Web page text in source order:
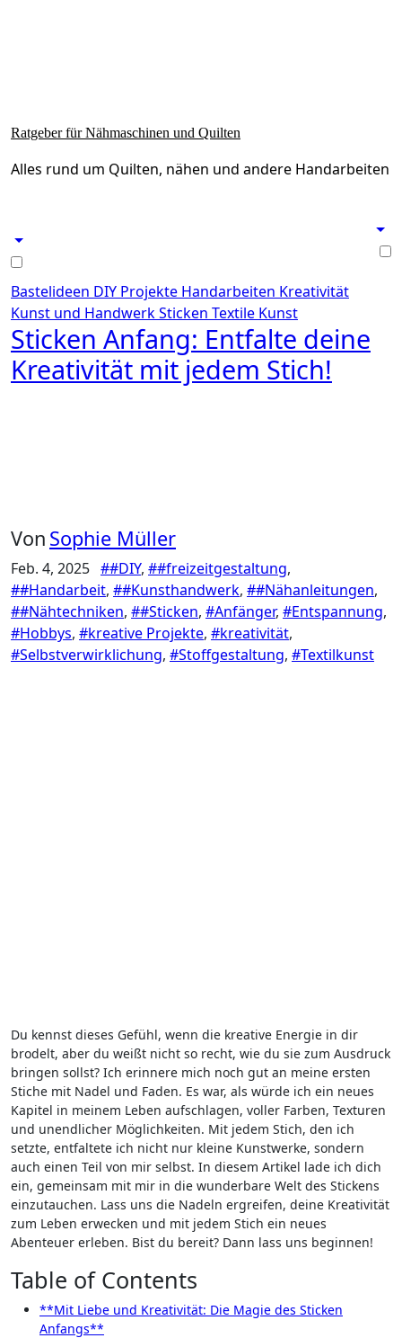
Ratgeber für Nähmaschinen und Quilten
Alles rund um Quilten, nähen und andere Handarbeiten
Bastelideen DIY Projekte Handarbeiten Kreativität
Kunst und HandwerkSticken Textile Kunst
Sticken Anfang: Entfalte deine
Kreativität mit jedem Stich!
Von Sophie Müller
Feb. 4, 2025 ##DIY, ##freizeitgestaltung,
##Handarbeit, ##Kunsthandwerk, ##Nähanleitungen,
##Nähtechniken, ##Sticken, #Anfänger, #Entspannung,
#Hobbys, #kreative Projekte, #kreativität,
#Selbstverwirklichung, #Stoffgestaltung, #Textilkunst
Du kennst dieses Gefühl, wenn die kreative Energie in dir
brodelt, aber du weißt nicht so recht, wie ​du sie zum Ausdruck
bringen sollst? Ich erinnere mich noch gut an meine ersten
Stiche mit Nadel und⁣ Faden. Es war, als⁣ würde ich ein neues
Kapitel in meinem‍ Leben aufschlagen, voller Farben, Texturen
und unendlicher Möglichkeiten. Mit jedem Stich, den ich
setzte, entfaltete ich nicht ⁣nur kleine Kunstwerke, sondern
⁤auch einen Teil von ⁣mir selbst. In diesem Artikel lade ich dich
ein, gemeinsam mit mir in die wunderbare Welt‌ des Stickens
einzutauchen. Lass uns die Nadeln ergreifen, deine Kreativität
zum Leben erwecken und mit jedem Stich ein neues
Abenteuer erleben. Bist du bereit? Dann lass uns beginnen!
Table of Contents
**Mit Liebe und Kreativität: Die Magie des Sticken
Anfangs**